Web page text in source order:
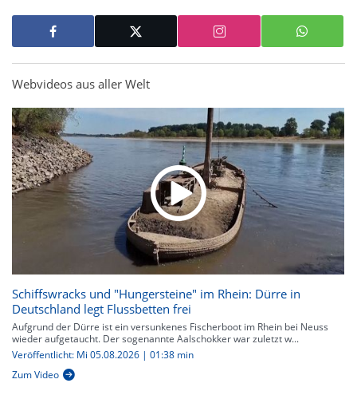
Webvideos aus aller Welt
Schiffswracks und "Hungersteine" im Rhein: Dürre in
Deutschland legt Flussbetten frei
Aufgrund der Dürre ist ein versunkenes Fischerboot im Rhein bei Neuss
wieder aufgetaucht. Der sogenannte Aalschokker war zuletzt w...
Veröffentlicht: Mi 05.08.2026 | 01:38 min
Zum Video